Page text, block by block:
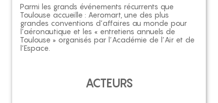
Parmi les grands événements récurrents que
Toulouse accueille : Aeromart, une des plus
grandes conventions d’affaires au monde pour
l’aéronautique et les « entretiens annuels de
Toulouse » organisés par l’Académie de l’Air et de
l’Espace.
ACTEURS